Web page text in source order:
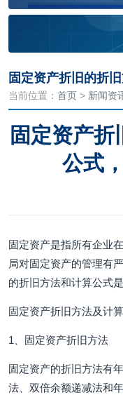
固定资产折旧的折
当前位置： 首页 > 新闻资
固定资产
公式
固定资产是指所有企业
局对固定资产的管理有
的折旧方法和计算公式
固定资产折旧方法及计
1、固定资产折旧方法
固定资产的折旧方法有
法、双倍余额递减法和